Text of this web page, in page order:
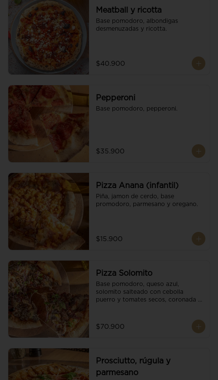
Meatball y ricotta
Base pomodoro, albondigas
desmenuzadas y ricotta.
$40.900
Pepperoni
Base pomodoro, pepperoni.
$35.900
Pizza Anana (infantil)
Piña, jamon de cerdo, base
promodoro, parmesano y oregano.
$15.900
Pizza Solomito
Base pomodoro, queso azul,
solomito salteado con cebolla
puerro y tomates secos, coronada
$70.900
Prosciutto, rúgula y
parmesano